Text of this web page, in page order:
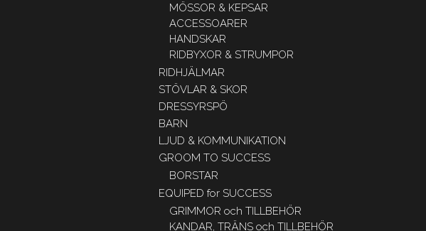
MÖSSOR & KEPSAR
ACCESSOARER
HANDSKAR
RIDBYXOR & STRUMPOR
RIDHJÄLMAR
STÖVLAR & SKOR
DRESSYRSPÖ
BARN
LJUD & KOMMUNIKATION
GROOM TO SUCCESS
BORSTAR
EQUIPED for SUCCESS
GRIMMOR och TILLBEHÖR
KANDAR, TRÄNS och TILLBEHÖR